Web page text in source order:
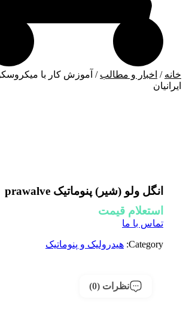
خانه / اخبار و مطالب / آموزش کار با
ایرانیان
انگل ولو (شیر) پنوماتیک prawalve
استعلام قیمت
تماس با ما
Category: هیدرولیک و پنوماتیک
نظرات (0)